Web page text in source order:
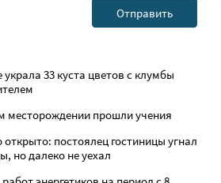
33 куста цветов с клумбы
месторождении прошли учения
постоялец гостиницы угнал
но далеко не уехал